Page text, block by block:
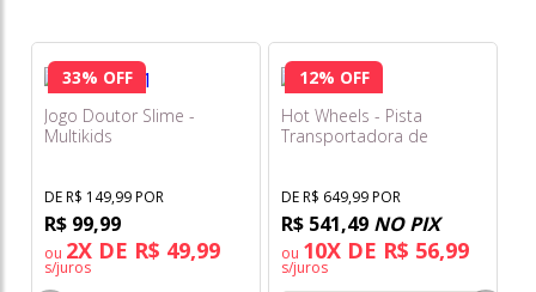
33% OFF
Jogo Doutor Slime -
Multikids
DE R$ 149,99 POR
R$ 99,99
ou 2X DE R$ 49,99
s/juros
12% OFF
Hot Wheels - Pista
Transportadora de
DE R$ 649,99 POR
R$ 541,49 NO PIX
ou 10X DE R$ 56,99
s/juros